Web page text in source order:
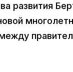
развития